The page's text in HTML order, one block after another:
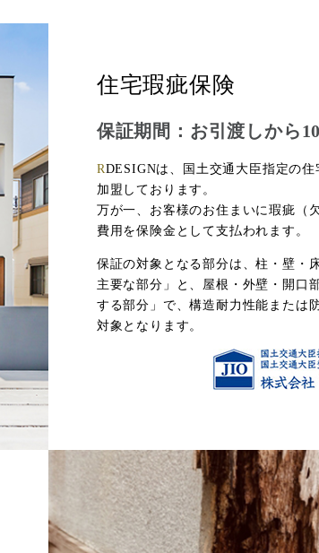
住宅瑕疵保険
保証期間：お引渡しから
RDESIGNは、国土交通大臣指定の
加盟しております。
万が一、お客様のお住まいに瑕疵（
費用を保険金として支払われます。
保証の対象となる部分は、柱・壁・
主要な部分」と、屋根・外壁・開口
する部分」で、構造耐力性能または
対象となります。